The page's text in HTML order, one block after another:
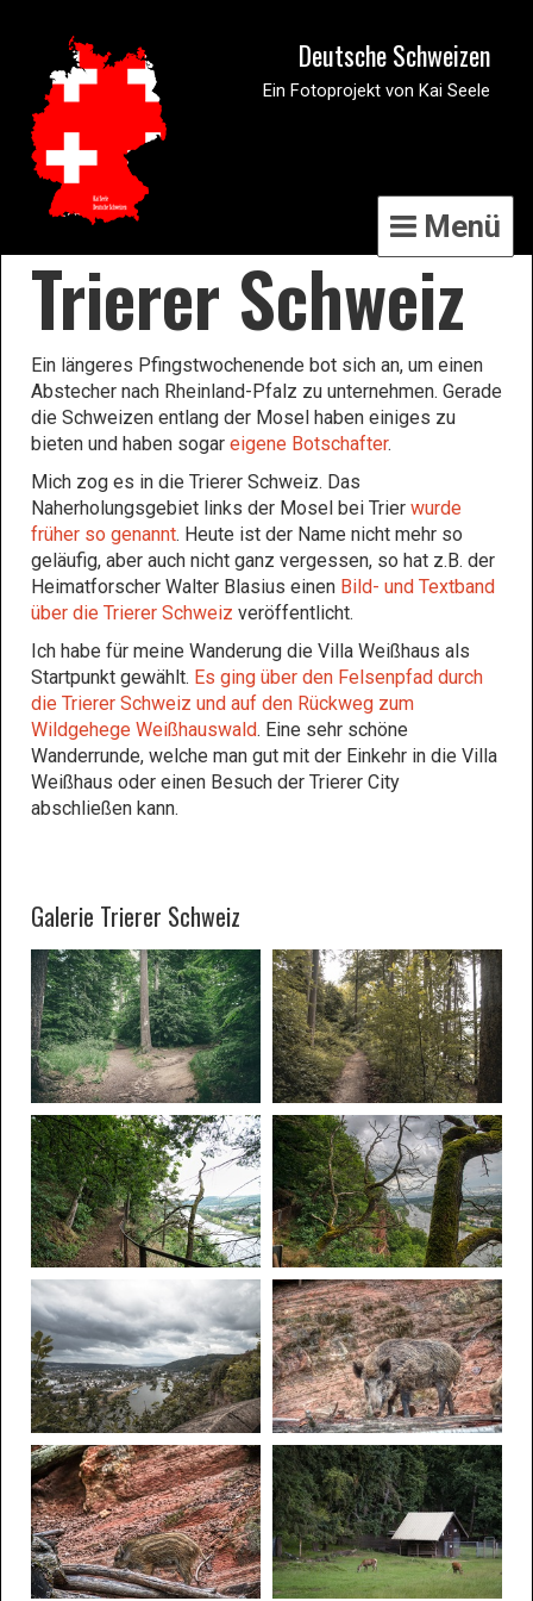
Deutsche Schweizen
Ein Fotoprojekt von Kai Seele
Menü
Trierer Schweiz
Ein längeres Pfingstwochenende bot sich an, um einen
Abstecher nach Rheinland-Pfalz zu unternehmen. Gerade
die Schweizen entlang der Mosel haben einiges zu
bieten und haben sogar eigene Botschafter.
Mich zog es in die Trierer Schweiz. Das
Naherholungsgebiet links der Mosel bei Trier wurde
früher so genannt. Heute ist der Name nicht mehr so
geläufig, aber auch nicht ganz vergessen, so hat z.B. der
Heimatforscher Walter Blasius einen Bild- und Textband
über die Trierer Schweiz veröffentlicht.
Ich habe für meine Wanderung die Villa Weißhaus als
Startpunkt gewählt. Es ging über den Felsenpfad durch
die Trierer Schweiz und auf den Rückweg zum
Wildgehege Weißhauswald. Eine sehr schöne
Wanderrunde, welche man gut mit der Einkehr in die Villa
Weißhaus oder einen Besuch der Trierer City
abschließen kann.
Galerie Trierer Schweiz